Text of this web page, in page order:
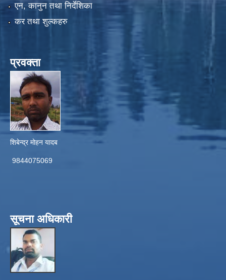
एन, कानुन तथा निर्देशिका
कर तथा शुल्कहरु
प्रवक्ता
शिबेन्द्र मोहन यादब
9844075069
सूचना अधिकारी